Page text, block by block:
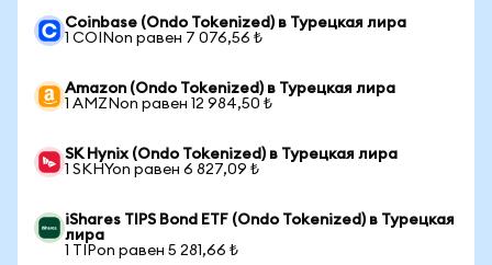
Coinbase (Ondo Tokenized) в Турецкая лира
1 COINon равен 7 076,56 ₺
Amazon (Ondo Tokenized) в Турецкая лира
1 AMZNon равен 12 984,50 ₺
SK Hynix (Ondo Tokenized) в Турецкая лира
1 SKHYon равен 6 827,09 ₺
iShares TIPS Bond ETF (Ondo Tokenized) в Турецкая
лира
1 TIPon равен 5 281,66 ₺